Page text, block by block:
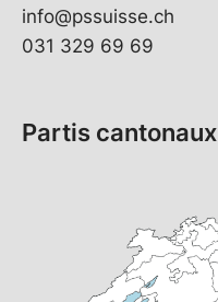
info@pssuisse.ch
031 329 69 69
Partis cantonaux